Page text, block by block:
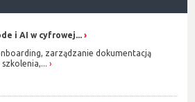
i AI w cyfrowej...
zarządzanie dokumentacją